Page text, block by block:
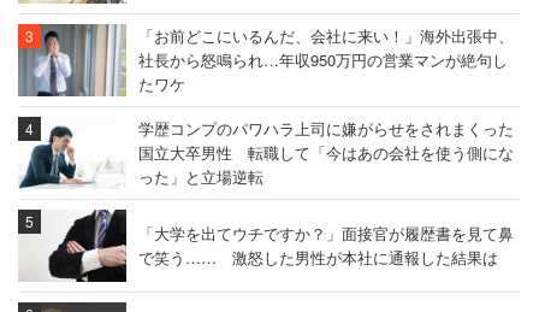
「お前どこにいるんだ、会社に来い！」海外出張中、
社長から怒鳴られ…年収950万円の営業マンが絶句し
たワケ
学歴コンプのパワハラ上司に嫌がらせをされまくった
国立大卒男性 転職して「今はあの会社を使う側にな
った」と立場逆転
「大学を出てウチですか？」面接官が履歴書を見て鼻
で笑う…… 激怒した男性が本社に通報した結果は